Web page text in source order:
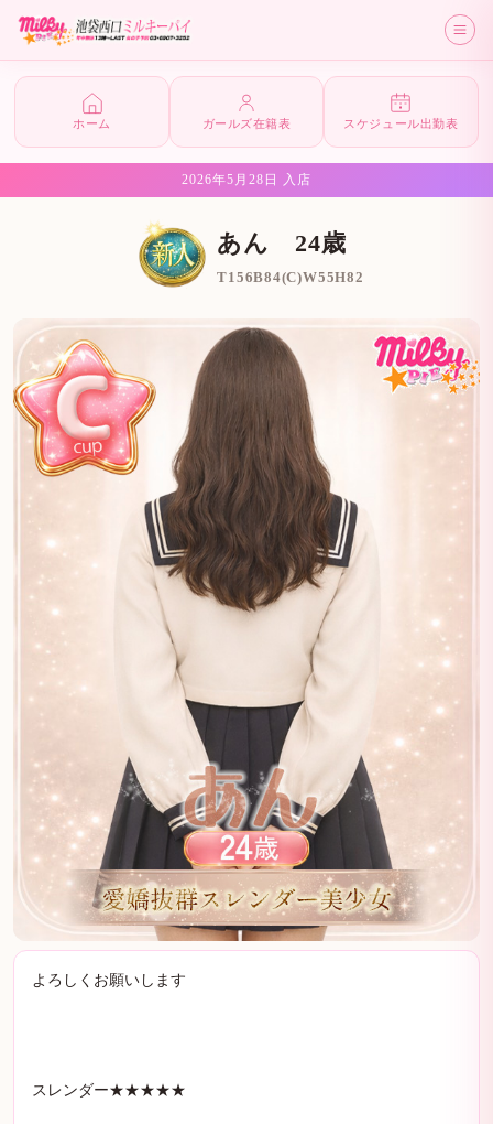
ホーム ガールズ在籍表 スケジュール出勤表
2026年5月28日 入店
あん 24歳
T156B84(C)W55H82
よろしくお願いします
スレンダー★★★★★